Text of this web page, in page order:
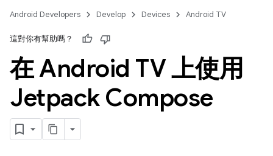
Android Developers Develop Devices Android TV
這對你有幫助嗎？
在 Android TV 上使用
Jetpack Compose